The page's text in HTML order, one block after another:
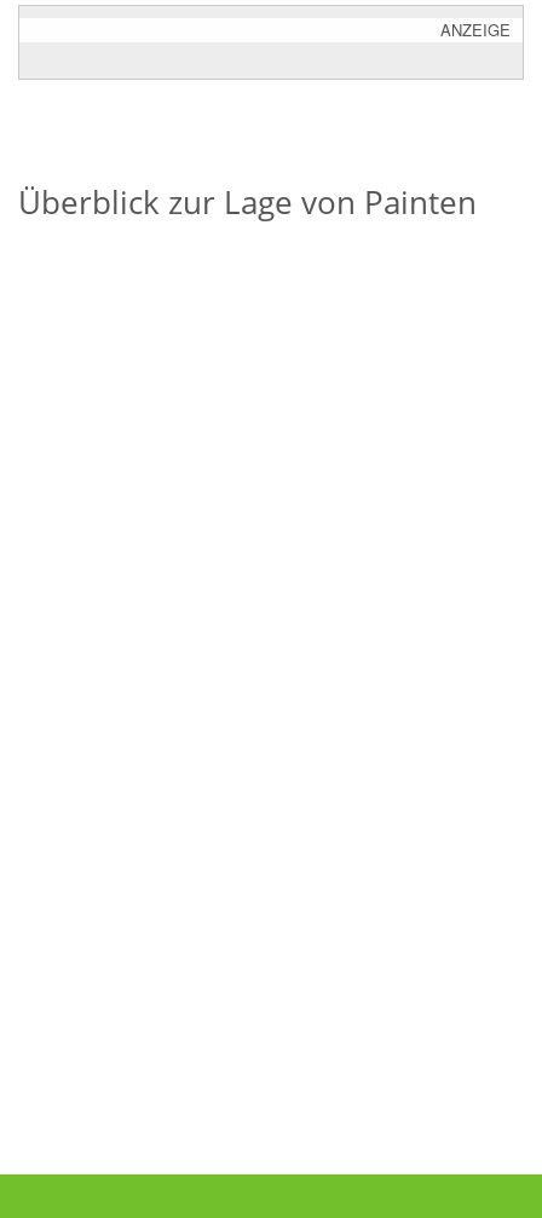
ANZEIGE
Überblick zur Lage von Painten